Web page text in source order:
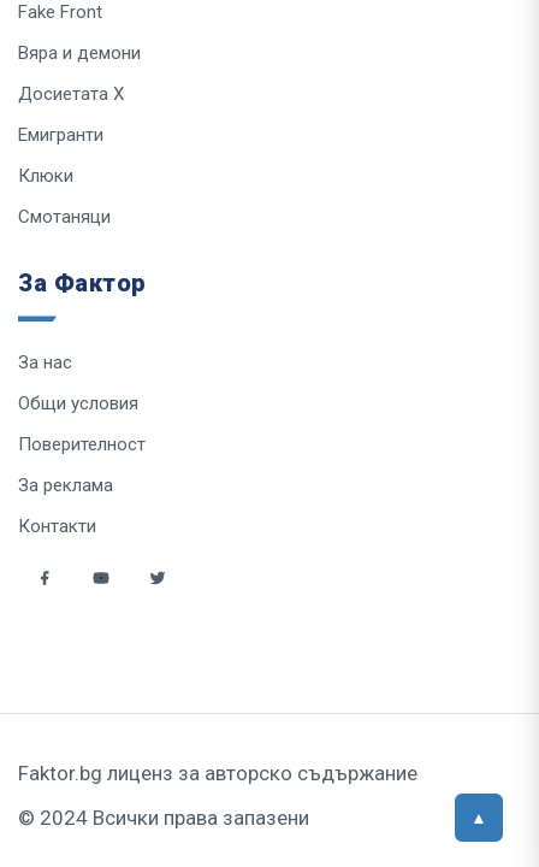
Fake Front
Вяра и демони
Досиетата Х
Емигранти
Клюки
Смотаняци
За Фактор
За нас
Общи условия
Поверителност
За реклама
Контакти
Faktor.bg лиценз за авторско съдържание
© 2024 Всички права запазени